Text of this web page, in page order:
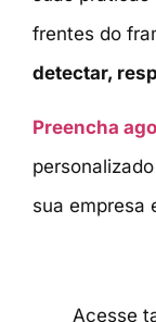
frentes do
detectar,
Preencha
sua empresa
Acesse